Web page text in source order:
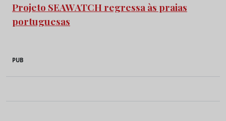
Projeto SEAWATCH regressa às praias
portuguesas
PUB